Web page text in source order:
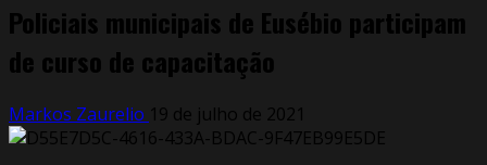
Policiais municipais de Eusébio participam
de curso de capacitação
Markos Zaurelio 19 de julho de 2021